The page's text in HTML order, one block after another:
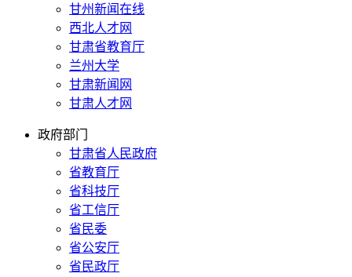
甘州新闻在线
西北人才网
甘肃省教育厅
兰州大学
甘肃新闻网
甘肃人才网
政府部门
甘肃省人民政府
省教育厅
省科技厅
省工信厅
省民委
省公安厅
省民政厅